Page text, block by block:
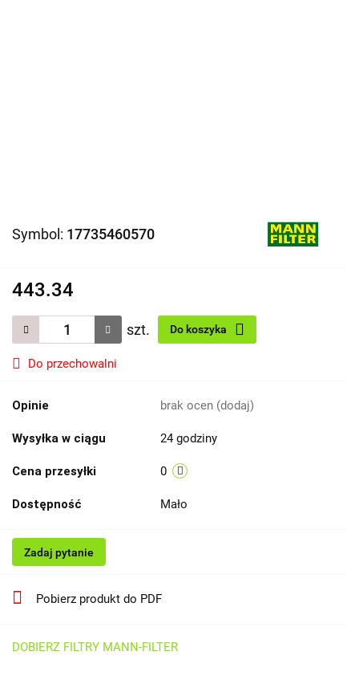
Symbol: 17735460570
443.34
szt. Do koszyka
Do przechowalni
Opinie brak ocen (dodaj)
Wysyłka w ciągu 24 godziny
Cena przesyłki 0
Dostępność Mało
Zadaj pytanie
Pobierz produkt do PDF
DOBIERZ FILTRY MANN-FILTER